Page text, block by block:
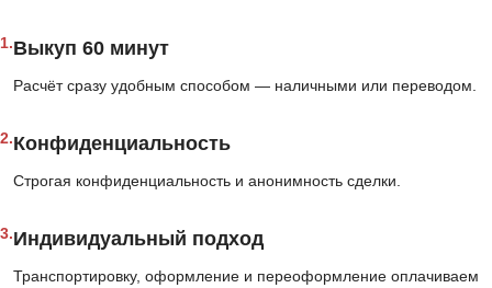
1.Выкуп 60 минут
Расчёт сразу удобным способом — наличными или переводом.
2.Конфиденциальность
Строгая конфиденциальность и анонимность сделки.
3.Индивидуальный подход
Транспортировку, оформление и переоформление оплачиваем